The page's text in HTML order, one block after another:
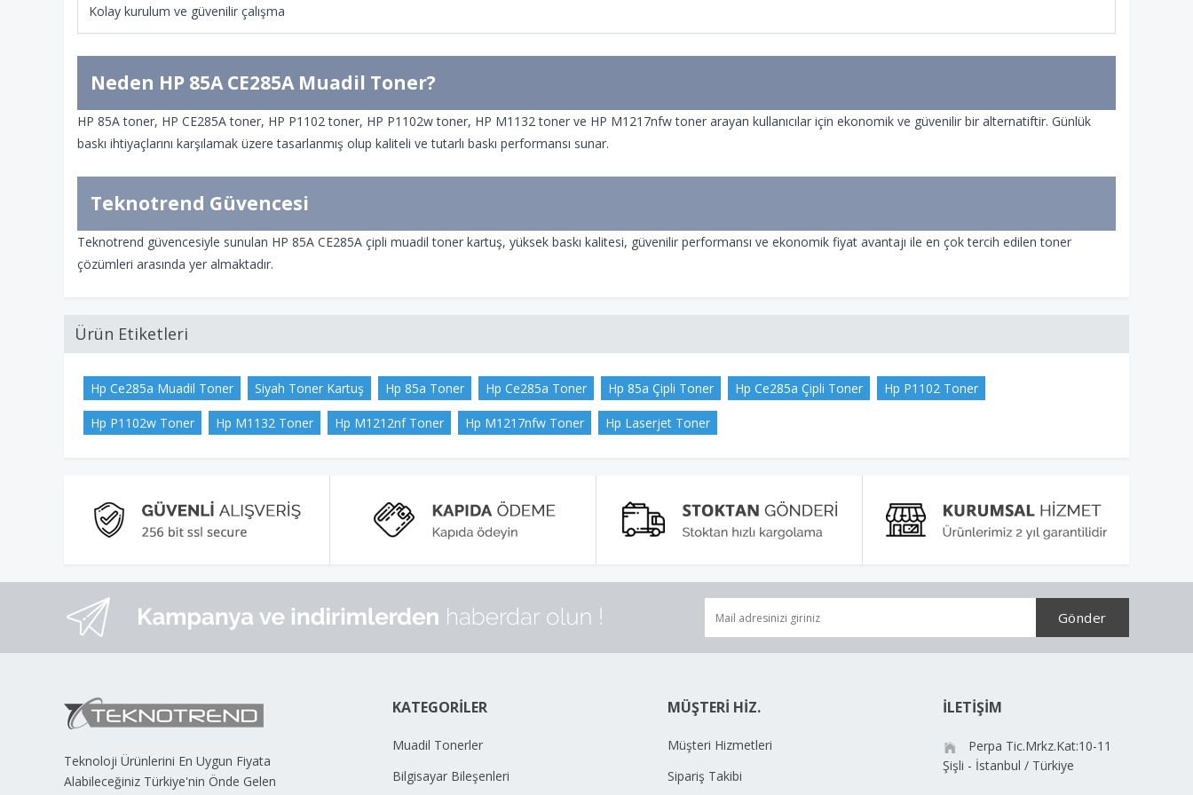
Kolay kurulum ve güvenilir çalışma
Neden HP 85A CE285A Muadil Toner?
HP 85A toner, HP CE285A toner, HP P1102 toner, HP P1102w toner, HP M1132 toner ve HP M1217nfw toner arayan kullanıcılar için ekonomik ve güvenilir bir alternatiftir. Günlük
baskı ihtiyaçlarını karşılamak üzere tasarlanmış olup kaliteli ve tutarlı baskı performansı sunar.
Teknotrend Güvencesi
Teknotrend güvencesiyle sunulan HP 85A CE285A çipli muadil toner kartuş, yüksek baskı kalitesi, güvenilir performansı ve ekonomik fiyat avantajı ile en çok tercih edilen toner
çözümleri arasında yer almaktadır.
Ürün Etiketleri
Hp Ce285a Muadil Toner Siyah Toner Kartuş Hp 85a Toner Hp Ce285a Toner Hp 85a Çipli Toner Hp Ce285a Çipli Toner Hp P1102 Toner
Hp P1102w Toner Hp M1132 Toner Hp M1212nf Toner Hp M1217nfw Toner Hp Laserjet Toner
Teknoloji Ürünlerini En Uygun Fiyata
Alabileceğiniz Türkiye'nin Önde Gelen
KATEGORİLER
Muadil Tonerler
Bilgisayar Bileşenleri
MÜŞTERİ HİZ.
Müşteri Hizmetleri
Sipariş Takibi
İLETİŞİM
Perpa Tic.Mrkz.Kat:10-11
Şişli - İstanbul / Türkiye